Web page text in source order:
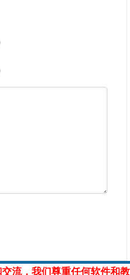
流，我们尊重任何软件和教